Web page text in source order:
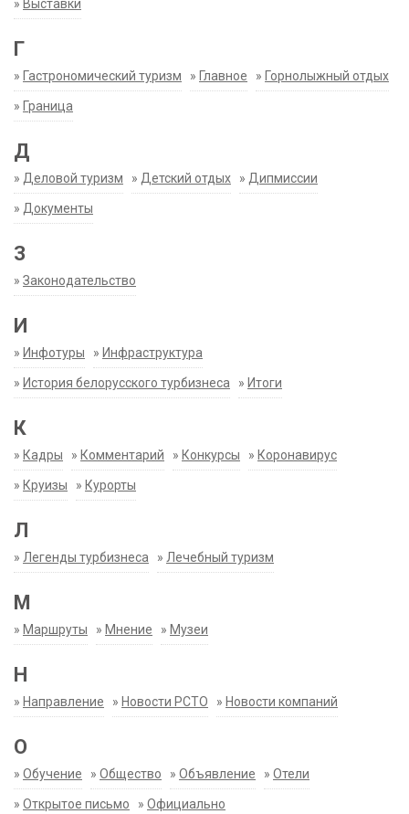
» Выставки
Г
» Гастрономический туризм » Главное » Горнолыжный отдых
» Граница
Д
» Деловой туризм » Детский отдых » Дипмиссии
» Документы
З
» Законодательство
И
» Инфотуры » Инфраструктура
» История белорусского турбизнеса » Итоги
К
» Кадры » Комментарий » Конкурсы » Коронавирус
» Круизы » Курорты
Л
» Легенды турбизнеса » Лечебный туризм
М
» Маршруты » Мнение » Музеи
Н
» Направление » Новости РСТО » Новости компаний
О
» Обучение » Общество » Объявление » Отели
» Открытое письмо » Официально